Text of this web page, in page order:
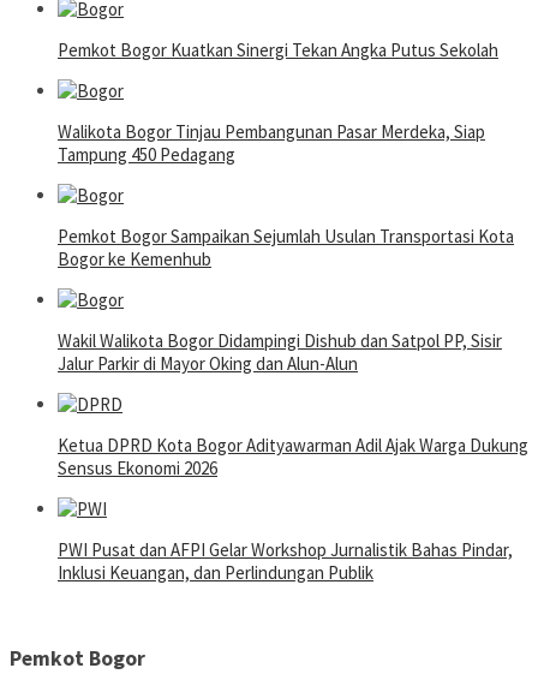
Pemkot Bogor Kuatkan Sinergi Tekan Angka Putus Sekolah
Walikota Bogor Tinjau Pembangunan Pasar Merdeka, Siap
Tampung 450 Pedagang
Pemkot Bogor Sampaikan Sejumlah Usulan Transportasi Kota
Bogor ke Kemenhub
Wakil Walikota Bogor Didampingi Dishub dan Satpol PP, Sisir
Jalur Parkir di Mayor Oking dan Alun-Alun
Ketua DPRD Kota Bogor Adityawarman Adil Ajak Warga Dukung
Sensus Ekonomi 2026
PWI Pusat dan AFPI Gelar Workshop Jurnalistik Bahas Pindar,
Inklusi Keuangan, dan Perlindungan Publik
Pemkot Bogor